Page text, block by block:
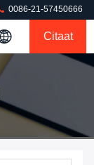
0086-21-57450666
Citaat